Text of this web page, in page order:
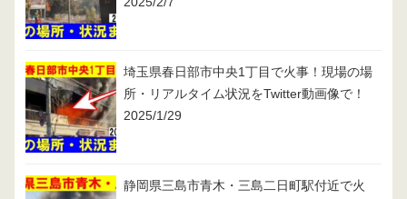
埼玉県春日部市中央1丁目で火事！現場の場
所・リアルタイム状況をTwitter動画像で！
2025/1/29
静岡県三島市青木・三島二日町駅付近で火